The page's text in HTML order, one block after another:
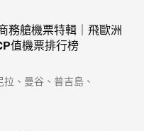
務艙機票特輯｜飛歐洲
值機票排行榜
、曼谷、普吉島、